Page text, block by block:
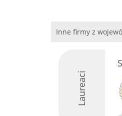
Inne firmy z
Laureaci